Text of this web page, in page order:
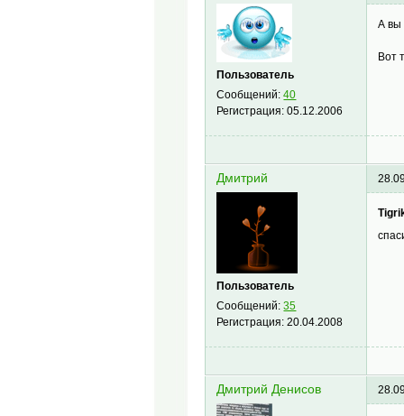
Пользователь
Сообщений:40
Регистрация:05.12.2006
А вы
Вот
Дмитрий
Пользователь
Сообщений:35
Регистрация:20.04.2008
Дмитрий Денисов